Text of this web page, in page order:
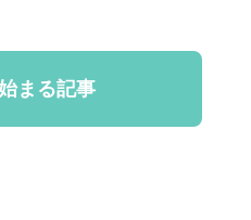
まる記事